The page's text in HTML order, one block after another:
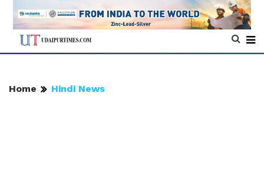
Home Hindi News